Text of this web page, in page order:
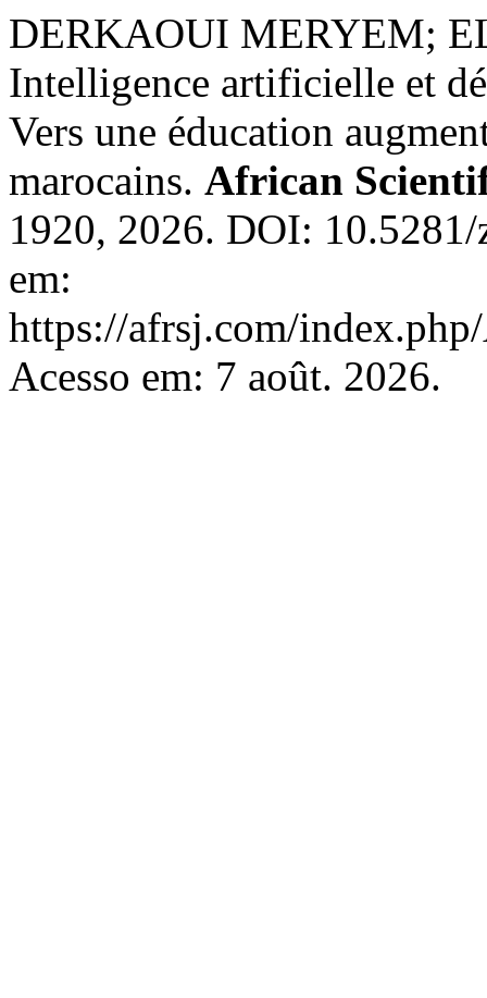
DERKAOUI MERYEM;
Intelligence artificielle et
Vers une éducation
marocains. African
1920, 2026. DOI:
em:
https://afrsj.com/
Acesso em: 7 août. 2026.